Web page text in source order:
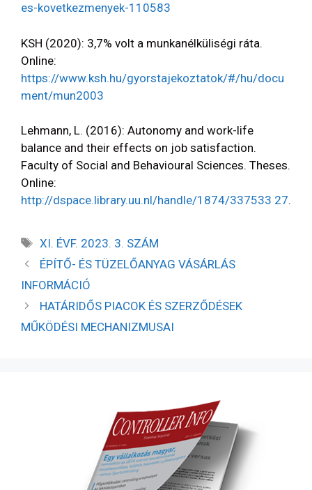
es-kovetkezmenyek-110583
KSH (2020): 3,7% volt a munkanélküliségi ráta.
Online:
https://www.ksh.hu/gyorstajekoztatok/#/hu/docu
ment/mun2003
Lehmann, L. (2016): Autonomy and work-life
balance and their effects on job satisfaction.
Faculty of Social and Behavioural Sciences. Theses.
Online:
http://dspace.library.uu.nl/handle/1874/337533 27.
XI. ÉVF. 2023. 3. SZÁM
ÉPÍTŐ- ÉS TÜZELŐANYAG VÁSÁRLÁS
INFORMÁCIÓ
HATÁRIDŐS PIACOK ÉS SZERZŐDÉSEK
MŰKÖDÉSI MECHANIZMUSAI